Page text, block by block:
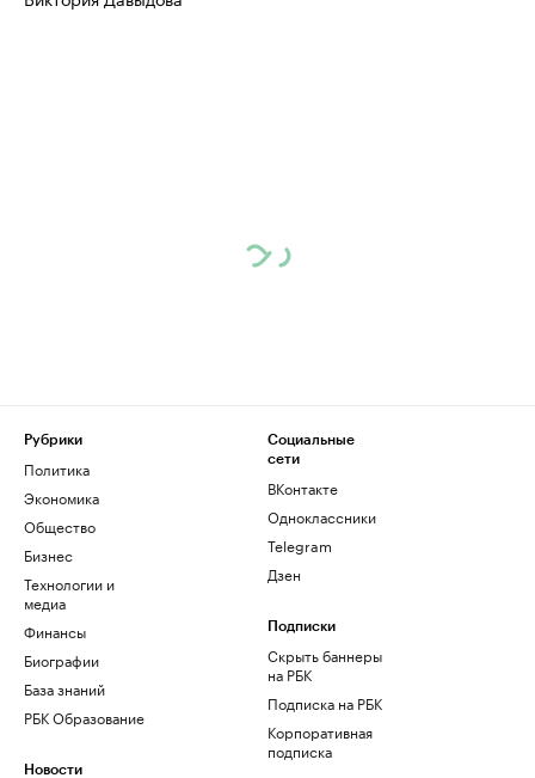
Рубрики
Политика
Экономика
Общество
Бизнес
Технологии и
медиа
Финансы
Биографии
База знаний
РБК Образование
Новости
Социальные
сети
ВКонтакте
Одноклассники
Telegram
Дзен
Подписки
Скрыть баннеры
на РБК
Подписка на РБК
Корпоративная
подписка